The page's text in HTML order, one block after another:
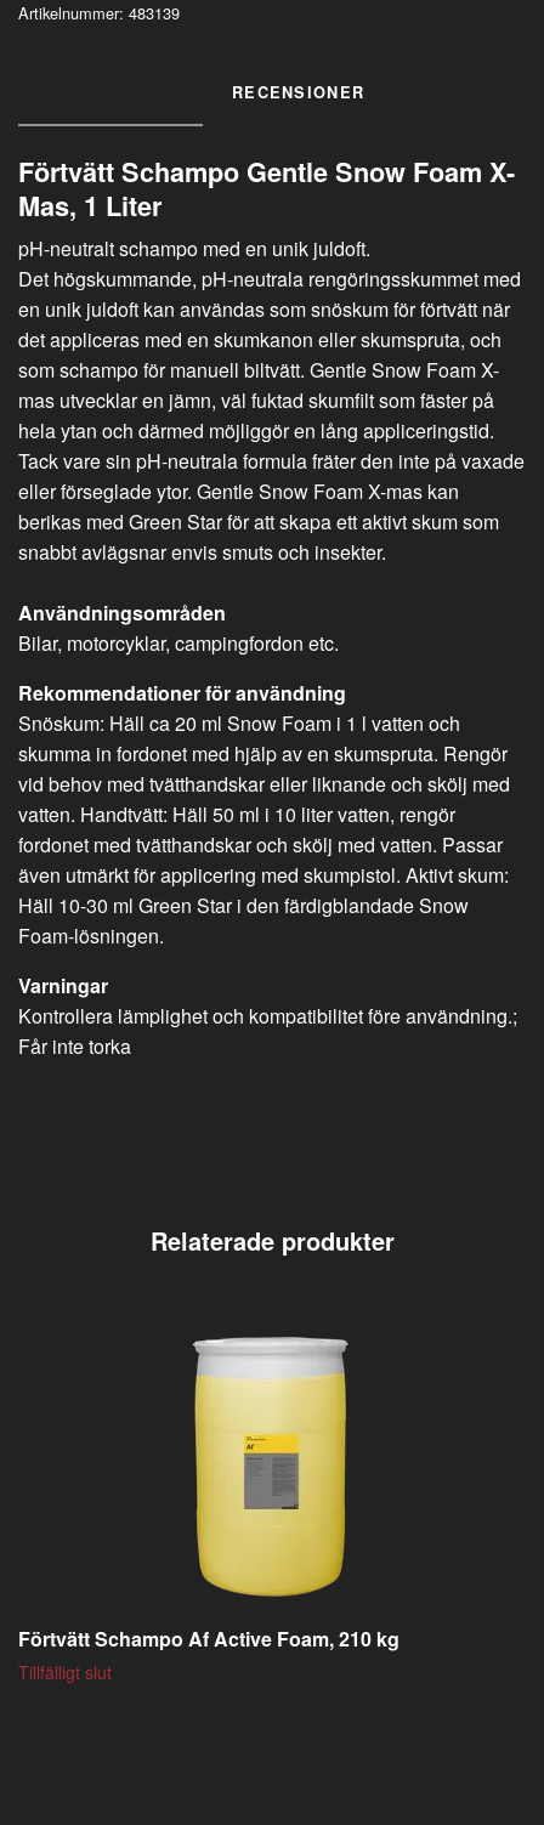
Artikelnummer: 483139
RECENSIONER
Förtvätt Schampo Gentle Snow Foam X-
Mas, 1 Liter
pH-neutralt schampo med en unik juldoft.
Det högskummande, pH-neutrala rengöringsskummet med
en unik juldoft kan användas som snöskum för förtvätt när
det appliceras med en skumkanon eller skumspruta, och
som schampo för manuell biltvätt. Gentle Snow Foam X-
mas utvecklar en jämn, väl fuktad skumfilt som fäster på
hela ytan och därmed möjliggör en lång appliceringstid.
Tack vare sin pH-neutrala formula fräter den inte på vaxade
eller förseglade ytor. Gentle Snow Foam X-mas kan
berikas med Green Star för att skapa ett aktivt skum som
snabbt avlägsnar envis smuts och insekter.
Användningsområden
Bilar, motorcyklar, campingfordon etc.
Rekommendationer för användning
Snöskum: Häll ca 20 ml Snow Foam i 1 l vatten och
skumma in fordonet med hjälp av en skumspruta. Rengör
vid behov med tvätthandskar eller liknande och skölj med
vatten. Handtvätt: Häll 50 ml i 10 liter vatten, rengör
fordonet med tvätthandskar och skölj med vatten. Passar
även utmärkt för applicering med skumpistol. Aktivt skum:
Häll 10-30 ml Green Star i den färdigblandade Snow
Foam-lösningen.
Varningar
Kontrollera lämplighet och kompatibilitet före användning.;
Får inte torka
Förtvätt Schampo Af Active Foam, 210 kg
Tillfälligt slut